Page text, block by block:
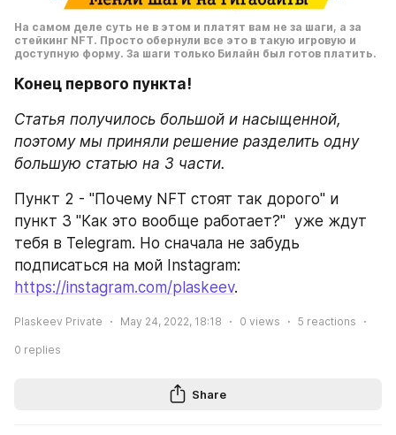
На самом деле суть не в этом и платят вам не за шаги, а за
стейкинг NFT. Просто обернули все это в такую игровую и
доступную форму. За шаги только Билайн был готов платить.
Конец первого пункта!
Статья получилось большой и насыщенной,
поэтому мы приняли решение разделить одну
большую статью на 3 части.
Пункт 2 - "Почему NFT стоят так дорого" и
пункт 3 "Как это вообще работает?"  уже ждут
тебя в Telegram. Но сначала не забудь
https://instagram.com/plaskeev.
Plaskeev Private May 24, 2022, 18:18 0 views 5 reactions
0 replies
Share